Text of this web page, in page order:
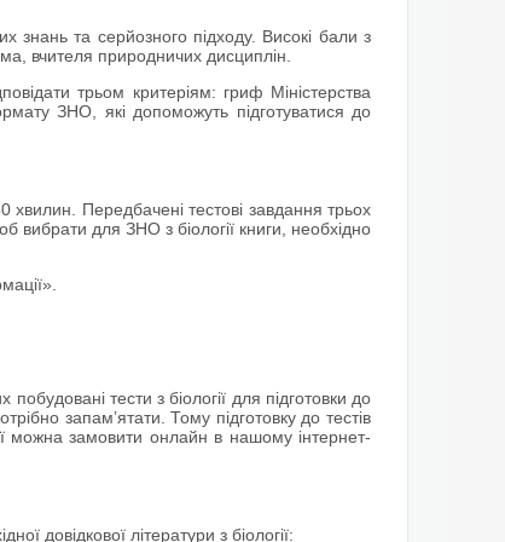
знань та серйозного підходу. Високі бали з
вчителя природничих дисциплін.
трьом критеріям: гриф Міністерства
ЗНО, які допоможуть підготуватися до
хвилин. Передбачені тестові завдання трьох
вибрати для ЗНО з біології книги, необхідно
тести з біології для підготовки до
запам’ятати. Тому підготовку до тестів
можна замовити онлайн в нашому інтернет-
довідкової літератури з біології: